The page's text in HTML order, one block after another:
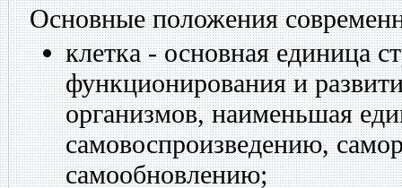
Основные положения
клетка - основная единица
функционирования и
организмов, наименьшая
самовоспроизведению,
самообновлению;